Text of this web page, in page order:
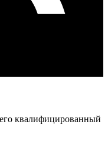
квалифицированный